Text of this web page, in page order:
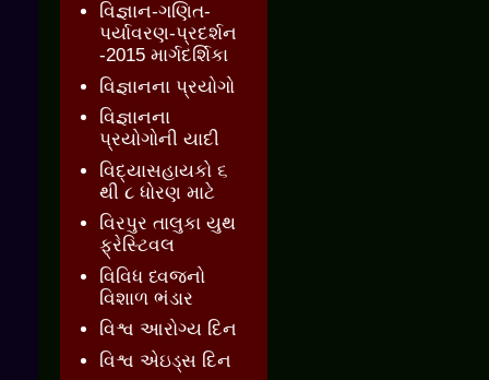
વિજ્ઞાન-ગણિત-
પર્યાવરણ-પ્રદર્શન
-2015 માર્ગદર્શિકા
વિજ્ઞાનના પ્રયોગો
વિજ્ઞાનના
પ્રયોગોની યાદી
વિદ્યાસહાયકો ૬
થી ૮ ધોરણ માટે
વિરપુર તાલુકા યુથ
ફ્રેસ્ટિવલ
વિવિધ ધ્વજનો
વિશાળ ભંડાર
વિશ્વ આરોગ્ય દિન
વિશ્વ એઇડ્સ દિન